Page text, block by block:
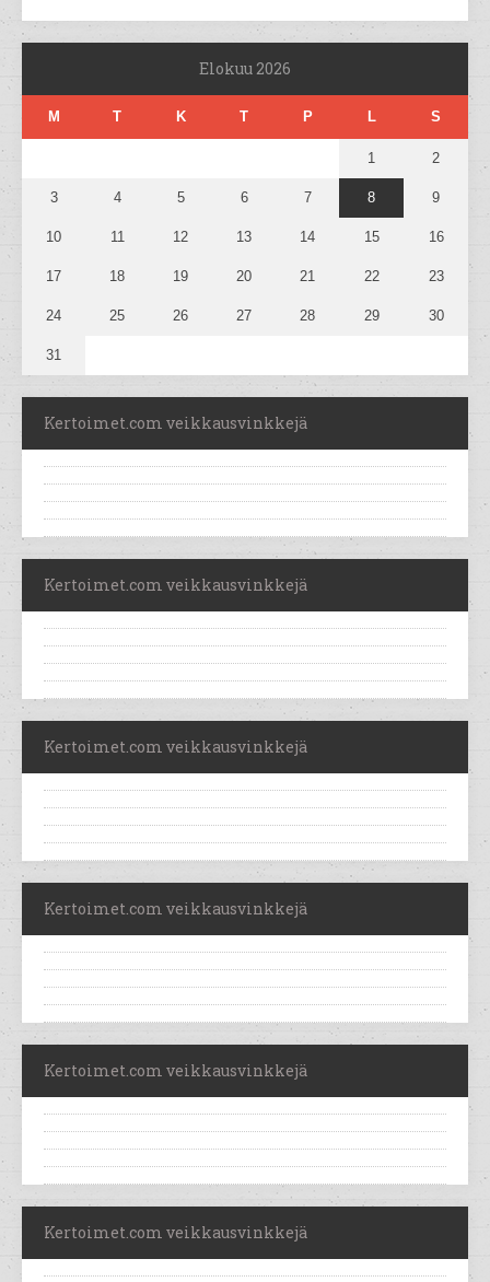
Elokuu 2026
M T K T P L S
1 2
3 4 5 6 7 8 9
10 11 12 13 14 15 16
17 18 19 20 21 22 23
24 25 26 27 28 29 30
31
Kertoimet.com veikkausvinkkejä
Kertoimet.com veikkausvinkkejä
Kertoimet.com veikkausvinkkejä
Kertoimet.com veikkausvinkkejä
Kertoimet.com veikkausvinkkejä
Kertoimet.com veikkausvinkkejä